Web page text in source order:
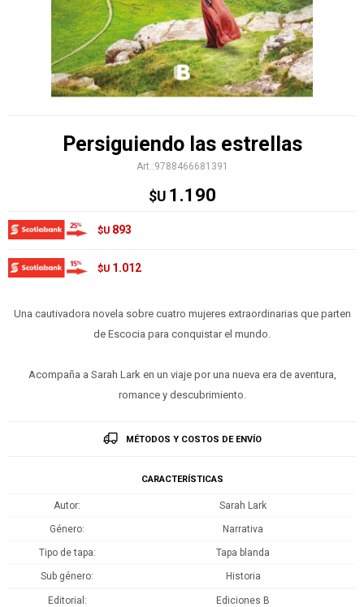
Persiguiendo las estrellas
9788466681391
$U 1.190
$U 893
$U 1.012
Una cautivadora novela sobre cuatro mujeres extraordinarias que parten
de Escocia para conquistar el mundo.
Acompaña a Sarah Lark en un viaje por una nueva era de aventura,
romance y descubrimiento.
MÉTODOS Y COSTOS DE ENVÍO
CARACTERÍSTICAS
Autor Sarah Lark
Género Narrativa
Tipo de tapa Tapa blanda
Sub género Historia
Editorial Ediciones B